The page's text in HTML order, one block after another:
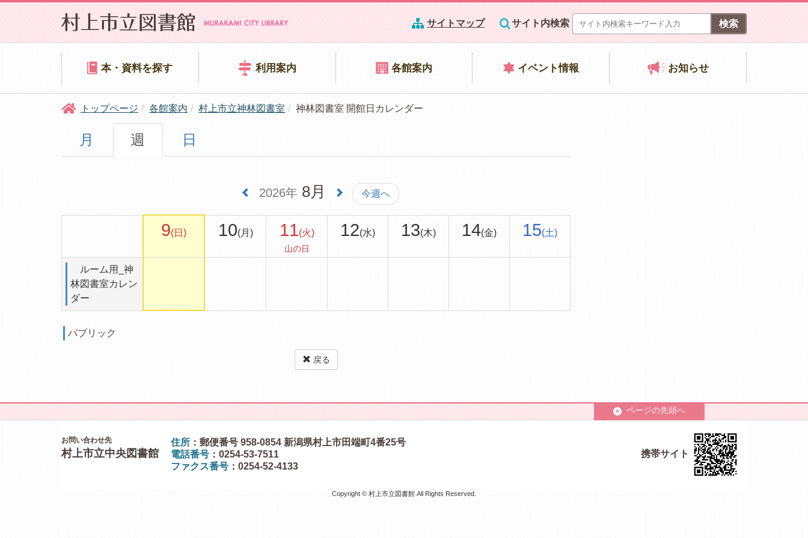
サイトマップ サイト内検索
本・資料を探す 利用案内 各館案内 イベント情報 お知らせ
トップページ 各館案内 村上市立神林図書室 神林図書室 開館日カレンダー
月 週 日
2026年 8月 今週へ
9(日) 10(月) 11(火)
山の日
12(水) 13(木) 14(金) 15(土)
ルーム用_神
林図書室カレン
ダー
パブリック
戻る
ページの先頭へ
お問い合わせ先
村上市立中央図書館
住所 ：郵便番号 958-0854 新潟県村上市田端町4番25号
電話番号 ：0254-53-7511
ファクス番号 ：0254-52-4133
携帯サイト
Copyright © 村上市立図書館 All Rights Reserved.